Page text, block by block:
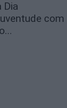
Dia
com